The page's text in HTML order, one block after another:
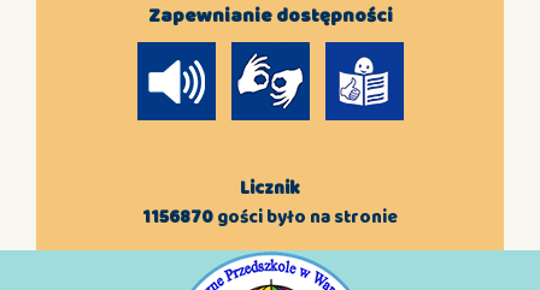
Zapewnianie dostępności
Licznik
1156870gości było na stronie